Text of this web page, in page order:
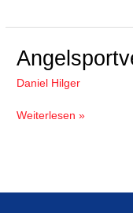
Daniel Hilger
Angelsportverein
Besengau
eV
Weiterlesen »